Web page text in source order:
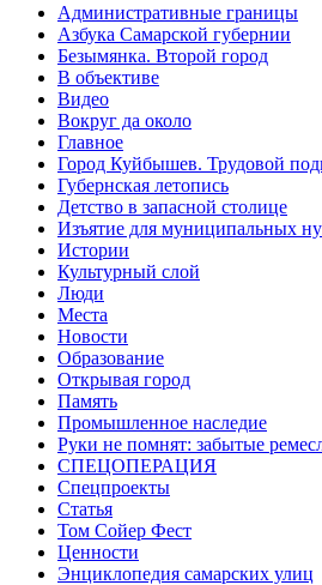
Административные границы
Азбука Самарской губернии
Безымянка. Второй город
В объективе
Видео
Вокруг да около
Главное
Город Куйбышев. Трудовой
Губернская летопись
Детство в запасной столице
Изъятие для муниципальных
Истории
Культурный слой
Люди
Места
Новости
Образование
Открывая город
Память
Промышленное наследие
Руки не помнят: забытые
СПЕЦОПЕРАЦИЯ
Спецпроекты
Статья
Том Сойер Фест
Ценности
Энциклопедия самарских улиц